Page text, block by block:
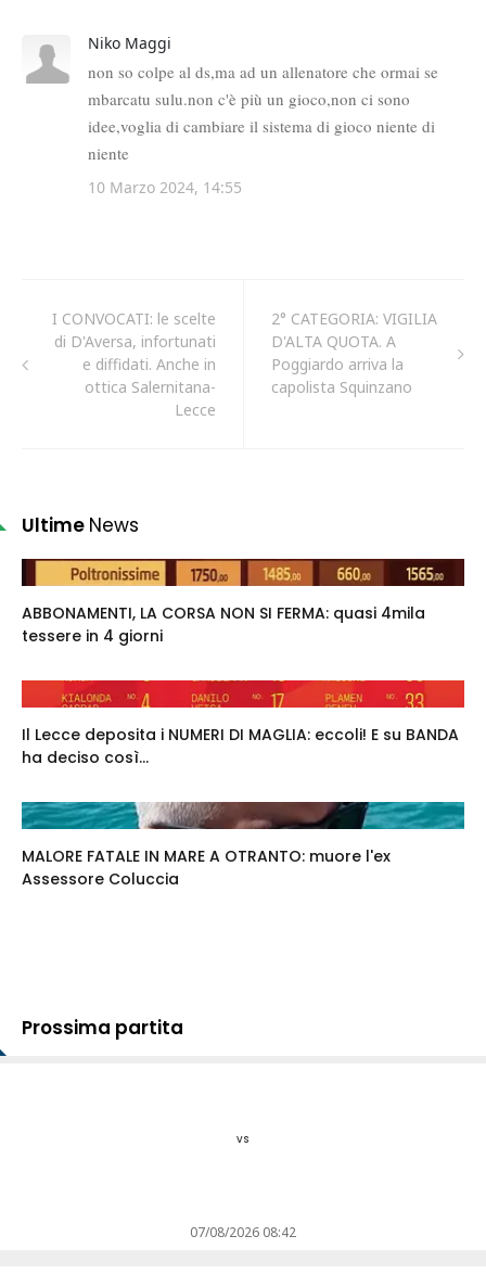
I CONVOCATI: le scelte
di D'Aversa, infortunati
e diffidati. Anche in
ottica Salernitana-
Lecce
2° CATEGORIA: VIGILIA
D'ALTA QUOTA. A
Poggiardo arriva la
capolista Squinzano
Ultime News
ABBONAMENTI, LA CORSA NON SI FERMA: quasi 4mila
tessere in 4 giorni
Il Lecce deposita i NUMERI DI MAGLIA: eccoli! E su BANDA
ha deciso così...
MALORE FATALE IN MARE A OTRANTO: muore l'ex
Assessore Coluccia
Prossima partita
vs
07/08/2026 08:42